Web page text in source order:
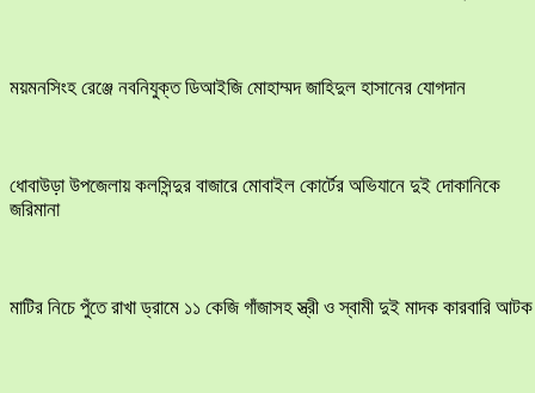
ময়মনসিংহ রেঞ্জে নবনিযুক্ত ডিআইজি মোহাম্মদ জাহিদুল হাসানের যোগদান
ধোবাউড়া উপজেলায় কলসিন্দুর বাজারে মোবাইল কোর্টের অভিযানে দুই দোকানিকে
জরিমানা
মাটির নিচে পুঁতে রাখা ড্রামে ১১ কেজি গাঁজাসহ স্ত্রী ও স্বামী দুই মাদক কারবারি আটক